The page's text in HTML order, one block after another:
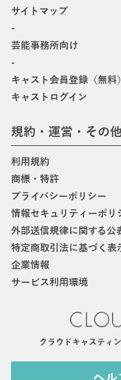
サイトマップ
-
芸能事務所向け
-
キャスト会員登録（無料）
キャストログイン
規約・運営・その
利用規約
商標・特許
プライバシーポリシー
情報セキュリティーポリ
外部送信規律に関する公
特定商取引法に基づく表
企業情報
サービス利用環境
クラウドキャスティ